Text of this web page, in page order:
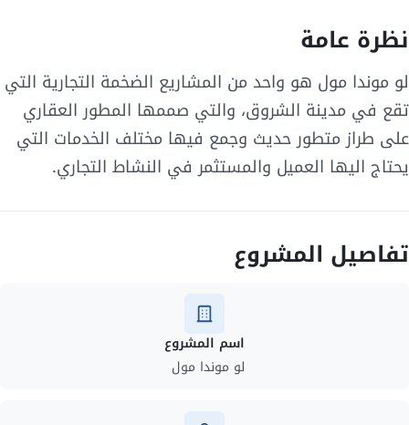
نظرة عامة
لو موندا مول هو واحد من المشاريع الضخمة التجارية التي
تقع في مدينة الشروق، والتي صممها المطور العقاري
على طراز متطور حديث وجمع فيها مختلف الخدمات التي
يحتاج اليها العميل والمستثمر في النشاط التجاري.
تفاصيل المشروع
اسم المشروع
لو موندا مول